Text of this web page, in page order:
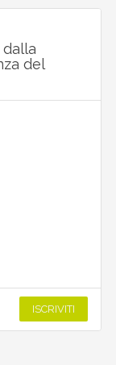
dalla
del
ISCRIVITI